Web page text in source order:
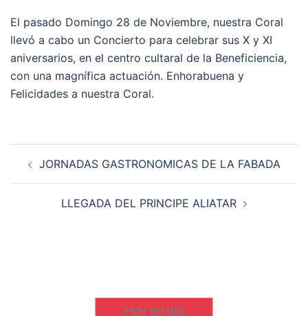
El pasado Domingo 28 de Noviembre, nuestra Coral
llevó a cabo un Concierto para celebrar sus X y XI
aniversarios, en el centro cultaral de la Beneficiencia,
con una magnífica actuación. Enhorabuena y
Felicidades a nuestra Coral.
de
JORNADAS GASTRONOMICAS DE LA FABADA
LLEGADA DEL PRINCIPE ALIATAR
Hoy en día